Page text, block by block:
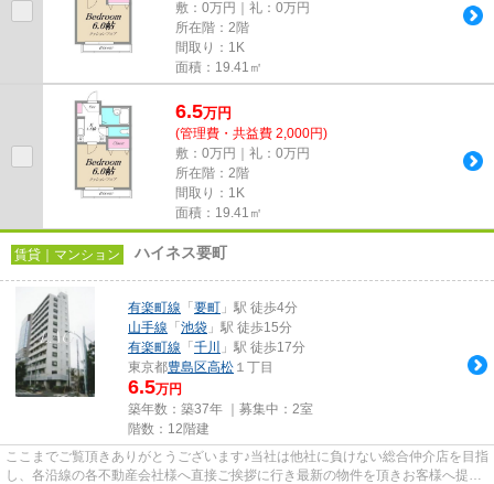
敷：0万円｜礼：0万円
所在階：2階
間取り：1K
面積：19.41㎡
6.5万円
(管理費・共益費 2,000円)
敷：0万円｜礼：0万円
所在階：2階
間取り：1K
面積：19.41㎡
賃貸｜マンション ハイネス要町
有楽町線 「 要町 」駅 徒歩4分
山手線 「 池袋 」駅 徒歩15分
有楽町線 「 千川
」駅 徒歩17分
東京都豊島区高松 １丁目
6.5万円
築年数：築37年 ｜募集中： 2室
階数：12階建
ここまでご覧頂きありがとうございます♪当社は他社に負けない総合仲介店を目指
し、各沿線の各不動産会社様へ直接ご挨拶に行き最新の物件を頂きお客様へ提供